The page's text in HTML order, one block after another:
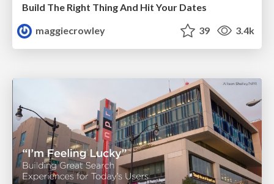
Build The Right Thing And Hit Your Dates
maggiecrowley
39 3.4k